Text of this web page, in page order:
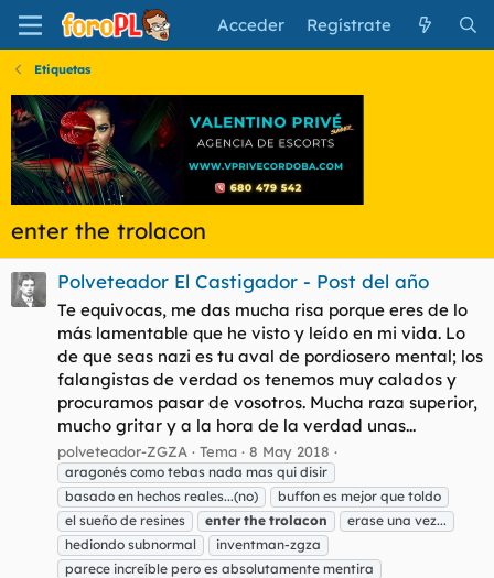
Acceder Regístrate
Etiquetas
enter the trolacon
Polveteador El Castigador - Post del año
Te equivocas, me das mucha risa porque eres de lo
más lamentable que he visto y leído en mi vida. Lo
de que seas nazi es tu aval de pordiosero mental; los
falangistas de verdad os tenemos muy calados y
procuramos pasar de vosotros. Mucha raza superior,
mucho gritar y a la hora de la verdad unas...
polveteador-ZGZA Tema 8 May 2018
aragonés como tebas nada mas qui disir
basado en hechos reales...(no)
buffon es mejor que toldo
el sueño de resines
enter the trolacon
erase una vez...
hediondo subnormal
inventman-zgza
parece increíble pero es absolutamente mentira